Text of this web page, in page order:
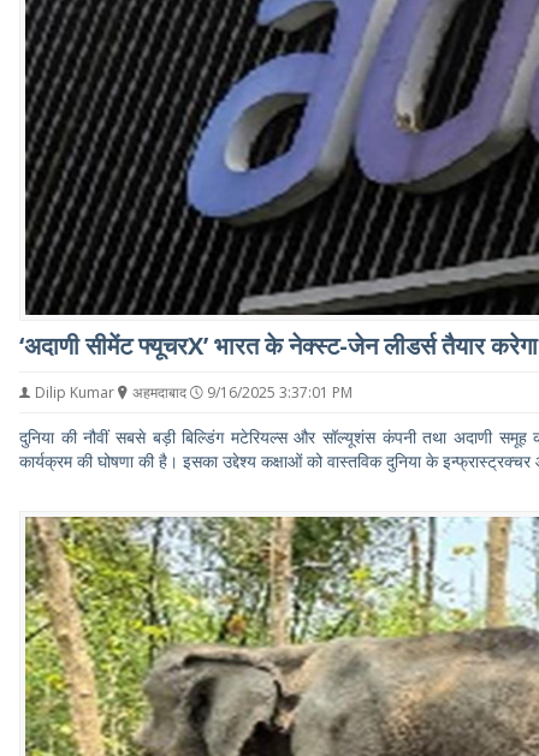
‘अदाणी सीमेंट फ्यूचरX’ भारत के नेक्स्ट-जेन लीडर्स तैयार करेगा
Dilip Kumar अहमदाबाद 9/16/2025 3:37:01 PM
दुनिया की नौवीं सबसे बड़ी बिल्डिंग मटेरियल्स और सॉल्यूशंस कंपनी तथा अदाणी समूह
कार्यक्रम की घोषणा की है। इसका उद्देश्य कक्षाओं को वास्तविक दुनिया के